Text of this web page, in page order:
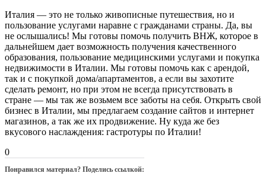
Италия — это не только живописные путешествия, но и
пользование услугами наравне с гражданами страны. Да, вы
не ослышались! Мы готовы помочь получить ВНЖ, которое в
дальнейшем дает возможность получения качественного
образования, пользование медицинскими услугами и покупка
недвижимости в Италии. Мы готовы помочь как с арендой,
так и с покупкой дома/апартаментов, а если вы захотите
сделать ремонт, но при этом не всегда присутствовать в
стране — мы так же возьмем все заботы на себя. Открыть свой
бизнес в Италии, мы предлагаем создание сайтов и интернет
магазинов, а так же их продвижение. Ну куда же без
вкусового наслаждения: гастротуры по Италии!
0
Понравился материал? Поделись ссылкой: